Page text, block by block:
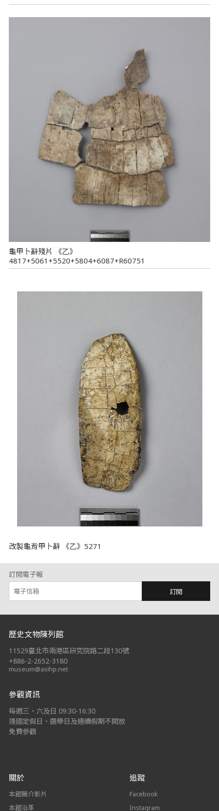
龜甲卜辭殘片 《乙》
4817+5061+5520+5804+6087+R60751
改製龜背甲卜辭 《乙》5271
訂閱電子報
訂閱
歷史文物陳列館
11529臺北市南港區研究院路二段130號
+886-2-2652-3180
museum@asihp.net
參觀資訊
每週三、六及日 09:30-16:30
逢國定假日、選舉日及連續假期不開放
免費參觀
關於
本館簡介影片
本館沿革
追蹤
Facebook
Instagram